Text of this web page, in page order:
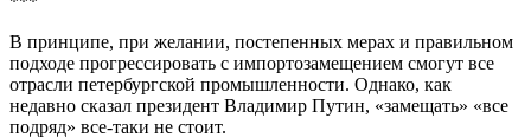
В принципе, при желании, постепенных мерах и правильном
подходе прогрессировать с импортозамещением смогут все
отрасли петербургской промышленности. Однако, как
недавно сказал президент Владимир Путин, «замещать» «все
подряд» все-таки не стоит.